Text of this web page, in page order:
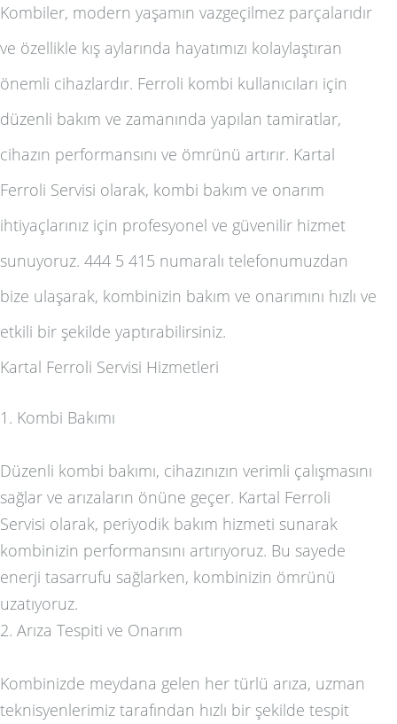
Kombiler, modern yaşamın vazgeçilmez parçalarıdır
ve özellikle kış aylarında hayatımızı kolaylaştıran
önemli cihazlardır. Ferroli kombi kullanıcıları için
düzenli bakım ve zamanında yapılan tamiratlar,
cihazın performansını ve ömrünü artırır. Kartal
Ferroli Servisi olarak, kombi bakım ve onarım
ihtiyaçlarınız için profesyonel ve güvenilir hizmet
sunuyoruz. 444 5 415 numaralı telefonumuzdan
bize ulaşarak, kombinizin bakım ve onarımını hızlı ve
etkili bir şekilde yaptırabilirsiniz.
Kartal Ferroli Servisi Hizmetleri
1. Kombi Bakımı
Düzenli kombi bakımı, cihazınızın verimli çalışmasını
sağlar ve arızaların önüne geçer. Kartal Ferroli
Servisi olarak, periyodik bakım hizmeti sunarak
kombinizin performansını artırıyoruz. Bu sayede
enerji tasarrufu sağlarken, kombinizin ömrünü
uzatıyoruz.
2. Arıza Tespiti ve Onarım
Kombinizde meydana gelen her türlü arıza, uzman
teknisyenlerimiz tarafından hızlı bir şekilde tespit